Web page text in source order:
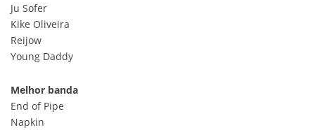
Ju Sofer
Kike Oliveira
Reijow
Young Daddy
Melhor banda
End of Pipe
Napkin